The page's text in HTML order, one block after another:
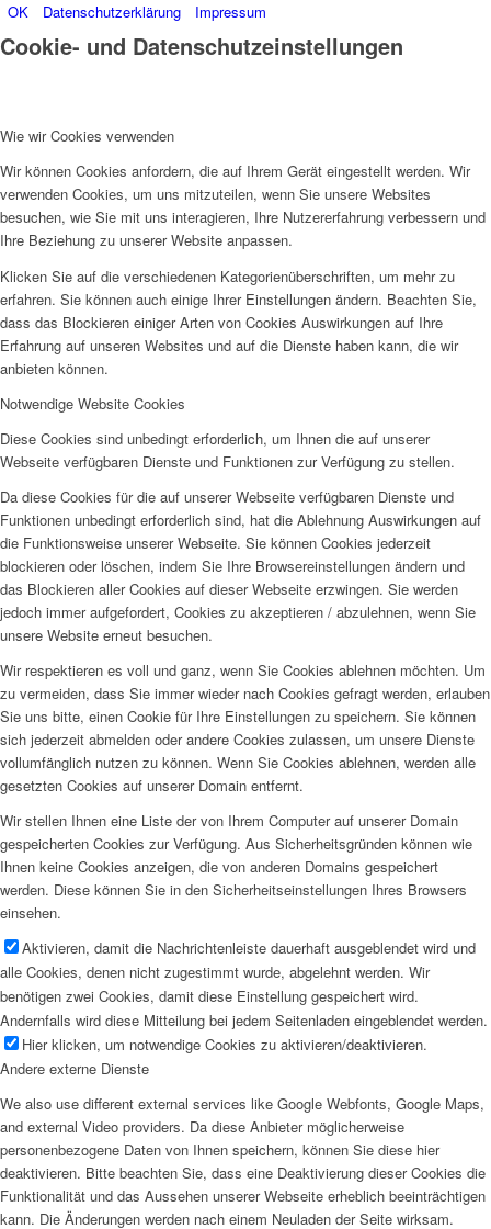
OK
Datenschutzerklärung Impressum
Cookie- und Datenschutzeinstellungen
Wie wir Cookies verwenden
Wir können Cookies anfordern, die auf Ihrem Gerät eingestellt werden. Wir
verwenden Cookies, um uns mitzuteilen, wenn Sie unsere Websites
besuchen, wie Sie mit uns interagieren, Ihre Nutzererfahrung verbessern und
Ihre Beziehung zu unserer Website anpassen.
Klicken Sie auf die verschiedenen Kategorienüberschriften, um mehr zu
erfahren. Sie können auch einige Ihrer Einstellungen ändern. Beachten Sie,
dass das Blockieren einiger Arten von Cookies Auswirkungen auf Ihre
Erfahrung auf unseren Websites und auf die Dienste haben kann, die wir
anbieten können.
Notwendige Website Cookies
Diese Cookies sind unbedingt erforderlich, um Ihnen die auf unserer
Webseite verfügbaren Dienste und Funktionen zur Verfügung zu stellen.
Da diese Cookies für die auf unserer Webseite verfügbaren Dienste und
Funktionen unbedingt erforderlich sind, hat die Ablehnung Auswirkungen auf
die Funktionsweise unserer Webseite. Sie können Cookies jederzeit
blockieren oder löschen, indem Sie Ihre Browsereinstellungen ändern und
das Blockieren aller Cookies auf dieser Webseite erzwingen. Sie werden
jedoch immer aufgefordert, Cookies zu akzeptieren / abzulehnen, wenn Sie
unsere Website erneut besuchen.
Wir respektieren es voll und ganz, wenn Sie Cookies ablehnen möchten. Um
zu vermeiden, dass Sie immer wieder nach Cookies gefragt werden, erlauben
Sie uns bitte, einen Cookie für Ihre Einstellungen zu speichern. Sie können
sich jederzeit abmelden oder andere Cookies zulassen, um unsere Dienste
vollumfänglich nutzen zu können. Wenn Sie Cookies ablehnen, werden alle
gesetzten Cookies auf unserer Domain entfernt.
Wir stellen Ihnen eine Liste der von Ihrem Computer auf unserer Domain
gespeicherten Cookies zur Verfügung. Aus Sicherheitsgründen können wie
Ihnen keine Cookies anzeigen, die von anderen Domains gespeichert
werden. Diese können Sie in den Sicherheitseinstellungen Ihres Browsers
einsehen.
Aktivieren, damit die Nachrichtenleiste dauerhaft ausgeblendet wird und
alle Cookies, denen nicht zugestimmt wurde, abgelehnt werden. Wir
benötigen zwei Cookies, damit diese Einstellung gespeichert wird.
Andernfalls wird diese Mitteilung bei jedem Seitenladen eingeblendet werden.
Hier klicken, um notwendige Cookies zu aktivieren/deaktivieren.
Andere externe Dienste
We also use different external services like Google Webfonts, Google Maps,
and external Video providers. Da diese Anbieter möglicherweise
personenbezogene Daten von Ihnen speichern, können Sie diese hier
deaktivieren. Bitte beachten Sie, dass eine Deaktivierung dieser Cookies die
Funktionalität und das Aussehen unserer Webseite erheblich beeinträchtigen
kann. Die Änderungen werden nach einem Neuladen der Seite wirksam.